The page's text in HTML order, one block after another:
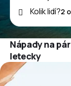
Kolik lidí?
Nápady na
letecky